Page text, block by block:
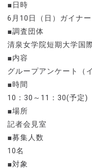
■日時
6月10日（日）ガイナ
■調査団体
清泉女学院短期大学国
■内容
グループアンケート（
■時間
10：30～11：30(予定)
■場所
記者会見室
■募集人数
10名
■対象